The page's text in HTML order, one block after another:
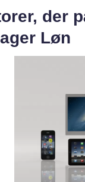
der
Løn